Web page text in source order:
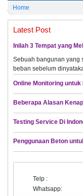
Home
Latest Post
Inilah 3 Tempat yang
Sebuah bangunan yang
beban sebelum
Online Monitoring untuk
Beberapa Alasan
Testing Service Di
Penggunaan Beton
Telp :
Whatsapp: